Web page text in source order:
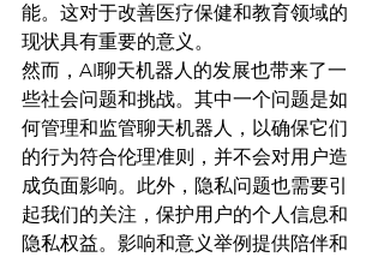
能。这对于改善医疗保健和教育领域的
现状具有重要的意义。
然而，AI聊天机器人的发展也带来了一
些社会问题和挑战。其中一个问题是如
何管理和监管聊天机器人，以确保它们
的行为符合伦理准则，并不会对用户造
成负面影响。此外，隐私问题也需要引
起我们的关注，保护用户的个人信息和
隐私权益。影响和意义举例提供陪伴和